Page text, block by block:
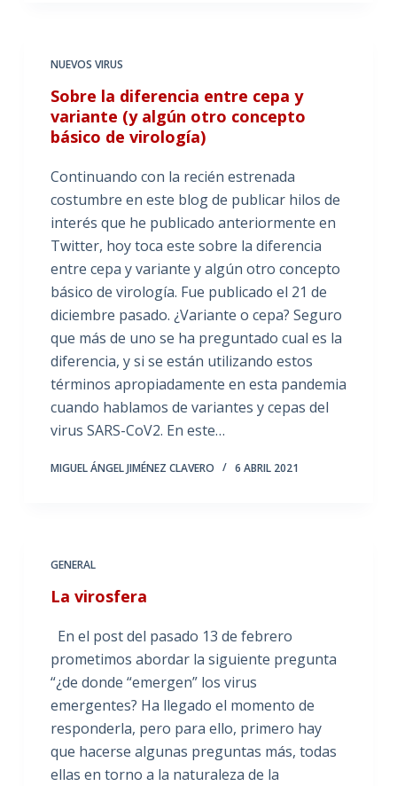
NUEVOS VIRUS
Sobre la diferencia entre cepa y
variante (y algún otro concepto
básico de virología)
Continuando con la recién estrenada
costumbre en este blog de publicar hilos de
interés que he publicado anteriormente en
Twitter, hoy toca este sobre la diferencia
entre cepa y variante y algún otro concepto
básico de virología. Fue publicado el 21 de
diciembre pasado. ¿Variante o cepa? Seguro
que más de uno se ha preguntado cual es la
diferencia, y si se están utilizando estos
términos apropiadamente en esta pandemia
cuando hablamos de variantes y cepas del
virus SARS-CoV2. En este…
MIGUEL ÁNGEL JIMÉNEZ CLAVERO 6 ABRIL 2021
GENERAL
La virosfera
En el post del pasado 13 de febrero
prometimos abordar la siguiente pregunta
“¿de donde “emergen” los virus
emergentes? Ha llegado el momento de
responderla, pero para ello, primero hay
que hacerse algunas preguntas más, todas
ellas en torno a la naturaleza de la